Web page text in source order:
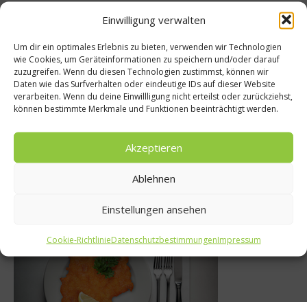
Einwilligung verwalten
Um dir ein optimales Erlebnis zu bieten, verwenden wir Technologien
wie Cookies, um Geräteinformationen zu speichern und/oder darauf
zuzugreifen. Wenn du diesen Technologien zustimmst, können wir
Daten wie das Surfverhalten oder eindeutige IDs auf dieser Website
verarbeiten. Wenn du deine Einwillligung nicht erteilst oder zurückziehst,
können bestimmte Merkmale und Funktionen beeinträchtigt werden.
Akzeptieren
Ablehnen
Einstellungen ansehen
Cookie-RichtlinieDatenschutzbestimmungenImpressum
Diäten
Diät – Von den
Alten lernen?
9. April 2012
10 Jahre
Was isst Deutschland